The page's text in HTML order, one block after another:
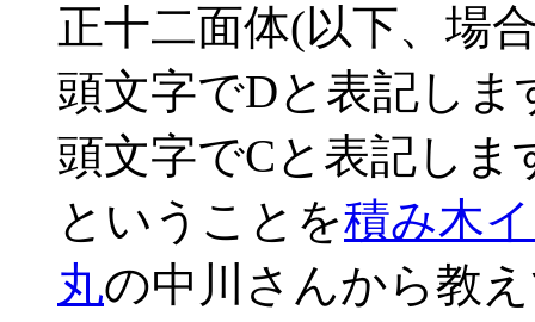
正十二面体(以下、場
頭文字でDと表記しま
頭文字でCと表記し
ということを積み木
丸の中川さんから教